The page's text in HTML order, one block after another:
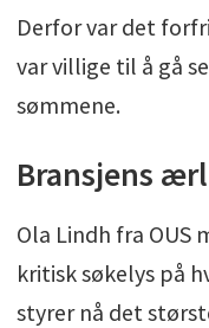
Derfor var det
var villige til å gå
sømmene.
Bransjens
Ola Lindh fra
kritisk søkelys på
styrer nå det